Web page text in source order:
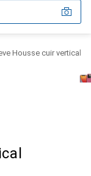
Housse cuir vertical